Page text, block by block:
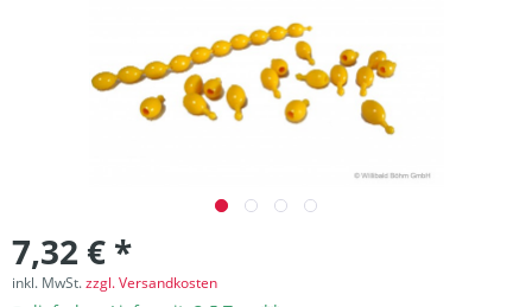
7,32 € *
inkl. MwSt.zzgl. Versandkosten